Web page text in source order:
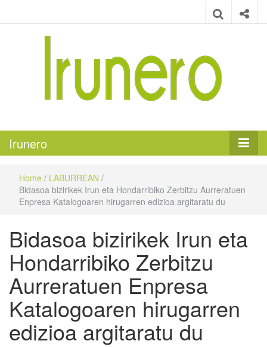
Irunero
Home / LABURREAN /
Bidasoa bizirikek Irun eta Hondarribiko Zerbitzu Aurreratuen
Enpresa Katalogoaren hirugarren edizioa argitaratu du
Bidasoa bizirikek Irun eta
Hondarribiko Zerbitzu
Aurreratuen Enpresa
Katalogoaren hirugarren
edizioa argitaratu du